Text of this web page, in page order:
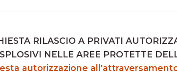
RILASCIO A PRIVATI
NELLE AREE PROTETTE
autorizzazione